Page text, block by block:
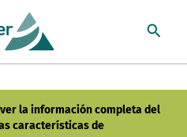
la información completa del
características de